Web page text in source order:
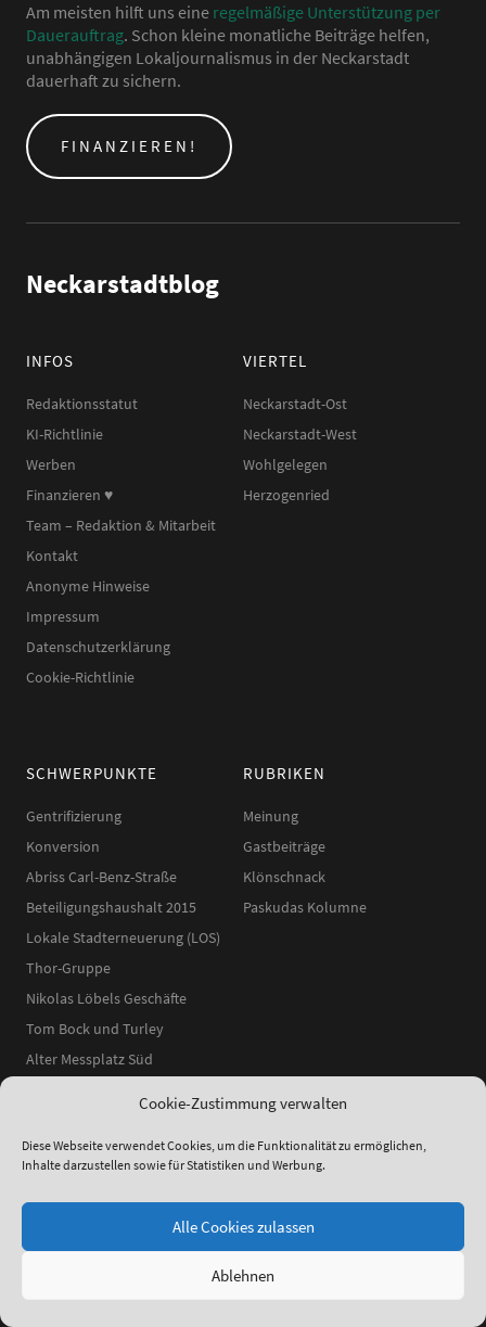
Cookie-Zustimmung verwalten
Diese Webseite verwendet Cookies, um die Funktionalität zu ermöglichen,
Inhalte darzustellen sowie für Statistiken und Werbung.
Alle Cookies zulassen
Ablehnen
Am meisten hilft uns eine regelmäßige Unterstützung per
Dauerauftrag. Schon kleine monatliche Beiträge helfen,
unabhängigen Lokaljournalismus in der Neckarstadt
dauerhaft zu sichern.
FINANZIEREN!
Neckarstadtblog
INFOS
Redaktionsstatut
KI-Richtlinie
Werben
Finanzieren ♥︎
Team – Redaktion & Mitarbeit
Kontakt
Anonyme Hinweise
Impressum
Datenschutzerklärung
Cookie-Richtlinie
VIERTEL
Neckarstadt-Ost
Neckarstadt-West
Wohlgelegen
Herzogenried
SCHWERPUNKTE
Gentrifizierung
Konversion
Abriss Carl-Benz-Straße
Beteiligungshaushalt 2015
Lokale Stadterneuerung (LOS)
Thor-Gruppe
Nikolas Löbels Geschäfte
Tom Bock und Turley
Alter Messplatz Süd
RUBRIKEN
Meinung
Gastbeiträge
Klönschnack
Paskudas Kolumne
Theme:Elmastudio
Facebook
Instagram
YouTube
RSS